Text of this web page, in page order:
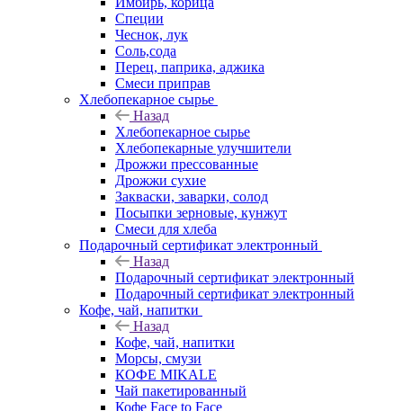
Специи
Чеснок, лук
Соль,сода
Перец, паприка, аджика
Смеси приправ
Хлебопекарное сырье
Назад
Хлебопекарное сырье
Хлебопекарные улучшители
Дрожжи прессованные
Дрожжи сухие
Закваски, заварки, солод
Посыпки зерновые, кунжут
Смеси для хлеба
Подарочный сертификат электронный
Назад
Подарочный сертификат электронный
Подарочный сертификат электронный
Кофе, чай, напитки
Назад
Кофе, чай, напитки
Морсы, смузи
КОФЕ MIKALE
Чай пакетированный
Кофе Face to Face